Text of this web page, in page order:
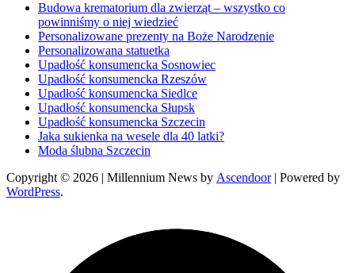
Budowa krematorium dla zwierząt – wszystko co
powinniśmy o niej wiedzieć
Personalizowane prezenty na Boże Narodzenie
Personalizowana statuetka
Upadłość konsumencka Sosnowiec
Upadłość konsumencka Rzeszów
Upadłość konsumencka Siedlce
Upadłość konsumencka Słupsk
Upadłość konsumencka Szczecin
Jaka sukienka na wesele dla 40 latki?
Moda ślubna Szczecin
Copyright © 2026 | Millennium News by Ascendoor| Powered by
WordPress.